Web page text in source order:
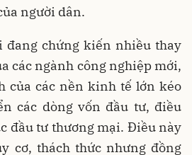
người dân.
đang chứng kiến nhiều thay
các ngành công nghiệp mới,
của các nền kinh tế lớn kéo
các dòng vốn đầu tư, điều
đầu tư thương mại. Điều này
cơ, thách thức nhưng đồng